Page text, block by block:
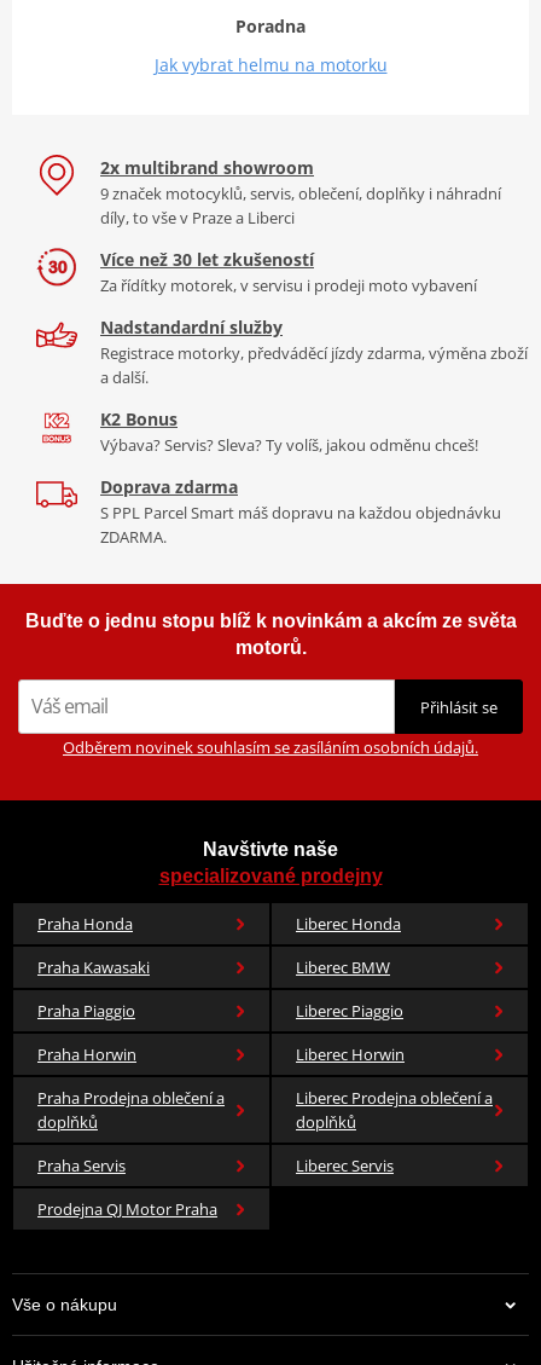
Poradna
Jak vybrat helmu na motorku
2x multibrand showroom
9 značek motocyklů, servis, oblečení, doplňky i náhradní
díly, to vše v Praze a Liberci
Více než 30 let zkušeností
Za řídítky motorek, v servisu i prodeji moto vybavení
Nadstandardní služby
Registrace motorky, předváděcí jízdy zdarma, výměna zboží
a další.
K2 Bonus
Výbava? Servis? Sleva? Ty volíš, jakou odměnu chceš!
Doprava zdarma
S PPL Parcel Smart máš dopravu na každou objednávku
ZDARMA.
Buďte o jednu stopu blíž k novinkám a akcím ze světa
motorů.
Přihlásit se
Odběrem novinek souhlasím se zasíláním osobních údajů.
Navštivte naše
specializované prodejny
Praha Honda
Liberec Honda
Praha Kawasaki
Liberec BMW
Praha Piaggio
Liberec Piaggio
Praha Horwin
Liberec Horwin
Praha Prodejna oblečení a
doplňků
Liberec Prodejna oblečení a
doplňků
Praha Servis
Liberec Servis
Prodejna QJ Motor Praha
Vše o nákupu